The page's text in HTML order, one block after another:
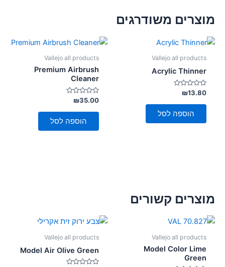
מוצרים משודרגים
Vallejo all products
Acrylic Thinner
דורג
0
מתוך
₪13.80
הוספה לסל
Vallejo all products
Premium Airbrush
Cleaner
דורג
0
מתוך
₪35.00
הוספה לסל
מוצרים קשורים
Vallejo all products
Model Color Lime
Green
Vallejo all products
Model Air Olive Green